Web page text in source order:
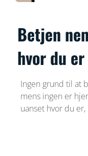
Betjen
hvor du er
Ingen grund til at
mens ingen er
uanset hvor du